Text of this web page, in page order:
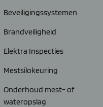
Beveiligingssystemen
Brandveiligheid
Elektra Inspecties
Mestsilokeuring
Onderhoud mest- of
wateropslag